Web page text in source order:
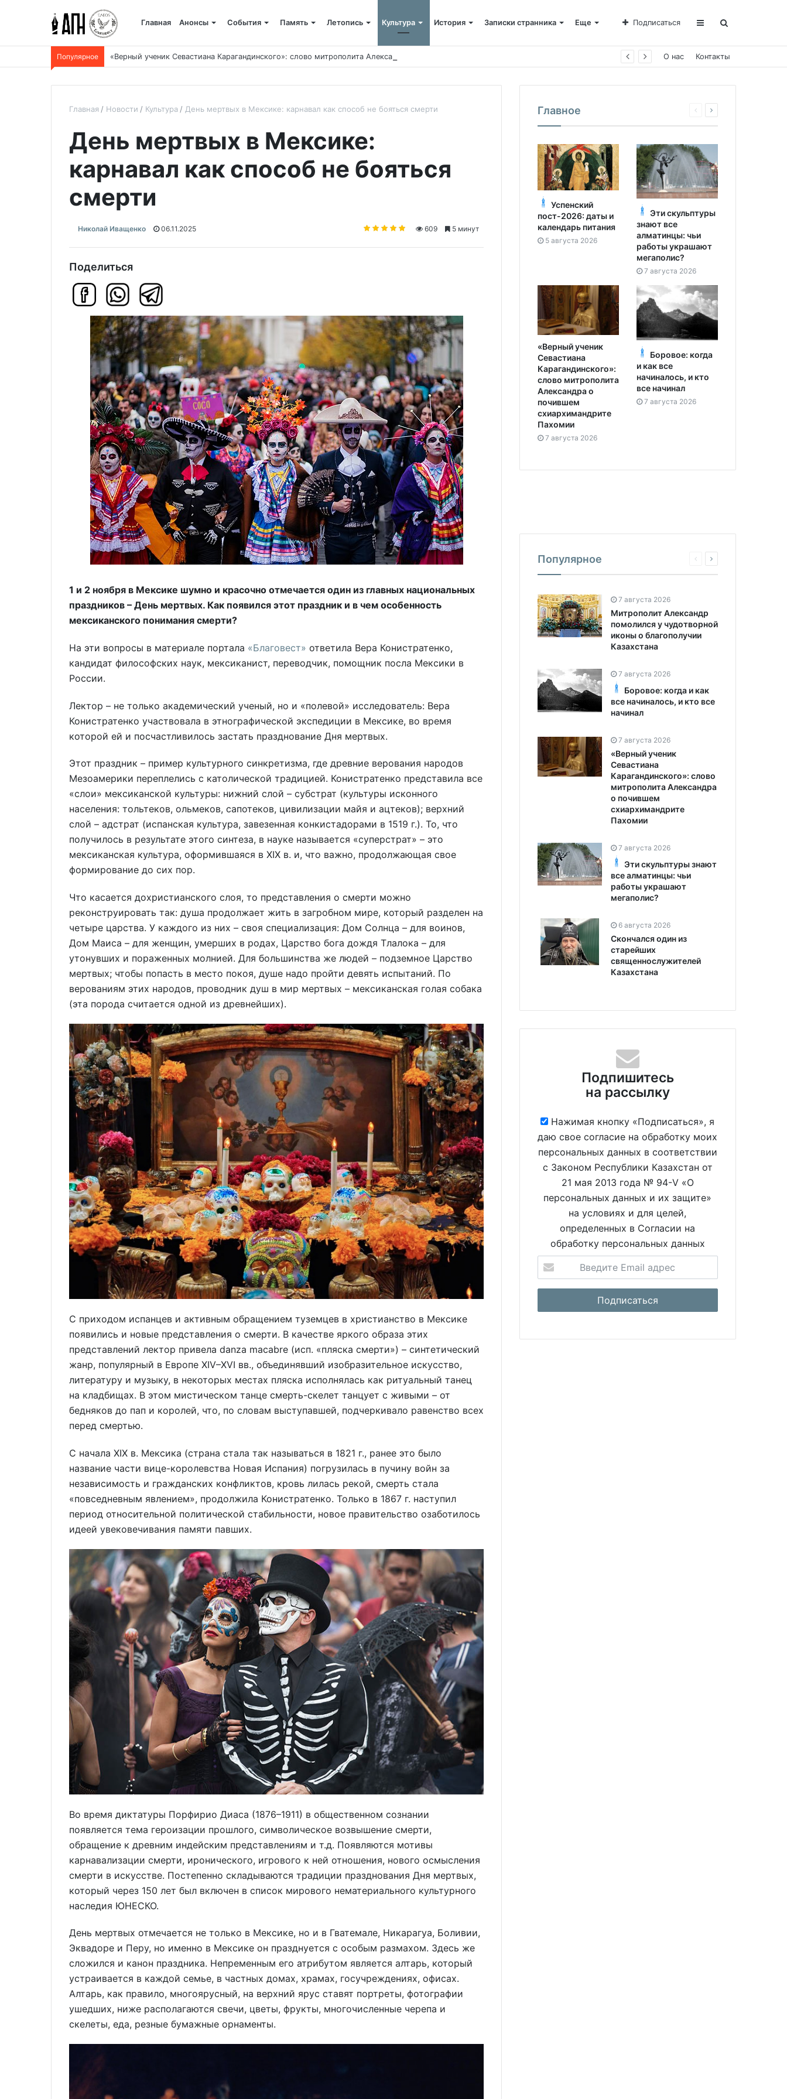
Главная Анонсы События Память Летопись Культура История Записки странника Еще Подписаться
Популярное «Верный ученик Севастиана Карагандинского»: слово митрополита Александра о почившем схиархимандрите Пахомии О нас Контакты
Главная Новости Культура День мертвых в Мексике: карнавал как способ не бояться смерти
День мертвых в Мексике:
карнавал как способ не бояться
смерти
Николай Иващенко 06.11.2025 609 5 минут
Поделиться
1 и 2 ноября в Мексике шумно и красочно отмечается один из главных национальных
праздников – День мертвых. Как появился этот праздник и в чем особенность
мексиканского понимания смерти?
На эти вопросы в материале портала «Благовест» ответила Вера Конистратенко,
кандидат философских наук, мексиканист, переводчик, помощник посла Мексики в
России.
Лектор – не только академический ученый, но и «полевой» исследователь: Вера
Конистратенко участвовала в этнографической экспедиции в Мексике, во время
которой ей и посчастливилось застать празднование Дня мертвых.
Этот праздник – пример культурного синкретизма, где древние верования народов
Мезоамерики переплелись с католической традицией. Конистратенко представила все
«слои» мексиканской культуры: нижний слой – субстрат (культуры исконного
населения: тольтеков, ольмеков, сапотеков, цивилизации майя и ацтеков); верхний
слой – адстрат (испанская культура, завезенная конкистадорами в 1519 г.). То, что
получилось в результате этого синтеза, в науке называется «суперстрат» – это
мексиканская культура, оформившаяся в XIX в. и, что важно, продолжающая свое
формирование до сих пор.
Что касается дохристианского слоя, то представления о смерти можно
реконструировать так: душа продолжает жить в загробном мире, который разделен на
четыре царства. У каждого из них – своя специализация: Дом Солнца – для воинов,
Дом Маиса – для женщин, умерших в родах, Царство бога дождя Тлалока – для
утонувших и пораженных молнией. Для большинства же людей – подземное Царство
мертвых; чтобы попасть в место покоя, душе надо пройти девять испытаний. По
верованиям этих народов, проводник душ в мир мертвых – мексиканская голая собака
(эта порода считается одной из древнейших).
С приходом испанцев и активным обращением туземцев в христианство в Мексике
появились и новые представления о смерти. В качестве яркого образа этих
представлений лектор привела danza macabre (исп. «пляска смерти») – синтетический
жанр, популярный в Европе XIV–XVI вв., объединявший изобразительное искусство,
литературу и музыку, в некоторых местах пляска исполнялась как ритуальный танец
на кладбищах. В этом мистическом танце смерть-скелет танцует с живыми – от
бедняков до пап и королей, что, по словам выступавшей, подчеркивало равенство всех
перед смертью.
С начала XIX в. Мексика (страна стала так называться в 1821 г., ранее это было
название части вице-королевства Новая Испания) погрузилась в пучину войн за
независимость и гражданских конфликтов, кровь лилась рекой, смерть стала
«повседневным явлением», продолжила Конистратенко. Только в 1867 г. наступил
период относительной политической стабильности, новое правительство озаботилось
идеей увековечивания памяти павших.
Во время диктатуры Порфирио Диаса (1876–1911) в общественном сознании
появляется тема героизации прошлого, символическое возвышение смерти,
обращение к древним индейским представлениям и т.д. Появляются мотивы
карнавализации смерти, иронического, игрового к ней отношения, нового осмысления
смерти в искусстве. Постепенно складываются традиции празднования Дня мертвых,
который через 150 лет был включен в список мирового нематериального культурного
наследия ЮНЕСКО.
День мертвых отмечается не только в Мексике, но и в Гватемале, Никарагуа, Боливии,
Эквадоре и Перу, но именно в Мексике он празднуется с особым размахом. Здесь же
сложился и канон праздника. Непременным его атрибутом является алтарь, который
устраивается в каждой семье, в частных домах, храмах, госучреждениях, офисах.
Алтарь, как правило, многоярусный, на верхний ярус ставят портреты, фотографии
ушедших, ниже располагаются свечи, цветы, фрукты, многочисленные черепа и
скелеты, еда, резные бумажные орнаменты.
Главное
Успенский
пост-2026: даты и
календарь питания
5 августа 2026
Эти скульптуры
знают все
алматинцы: чьи
работы украшают
мегаполис?
7 августа 2026
«Верный ученик
Севастиана
Карагандинского»:
слово митрополита
Александра о
почившем
схиархимандрите
Пахомии
7 августа 2026
Боровое: когда
и как все
начиналось, и кто
все начинал
7 августа 2026
Популярное
7 августа 2026
Митрополит Александр
помолился у чудотворной
иконы о благополучии
Казахстана
7 августа 2026
Боровое: когда и как
все начиналось, и кто все
начинал
7 августа 2026
«Верный ученик
Севастиана
Карагандинского»: слово
митрополита Александра
о почившем
схиархимандрите
Пахомии
7 августа 2026
Эти скульптуры знают
все алматинцы: чьи
работы украшают
мегаполис?
6 августа 2026
Скончался один из
старейших
священнослужителей
Казахстана
Подпишитесь
на рассылку
Нажимая кнопку «Подписаться», я
даю свое согласие на обработку моих
персональных данных в соответствии
с Законом Республики Казахстан от
21 мая 2013 года № 94-V «О
персональных данных и их защите»
на условиях и для целей,
определенных в Согласии на
обработку персональных данных